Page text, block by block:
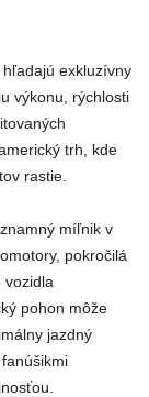
exkluzívny
výkonu, rýchlosti
trh, kde
rastie.
míľnik v
pokročilá
vozidla
pohon môže
jazdný